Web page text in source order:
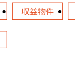
収益物件